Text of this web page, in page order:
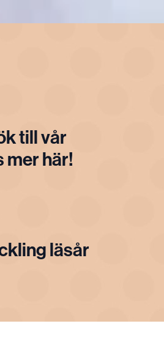
till vår
mer här!
läsår